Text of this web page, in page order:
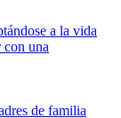
a la vida
una
de familia